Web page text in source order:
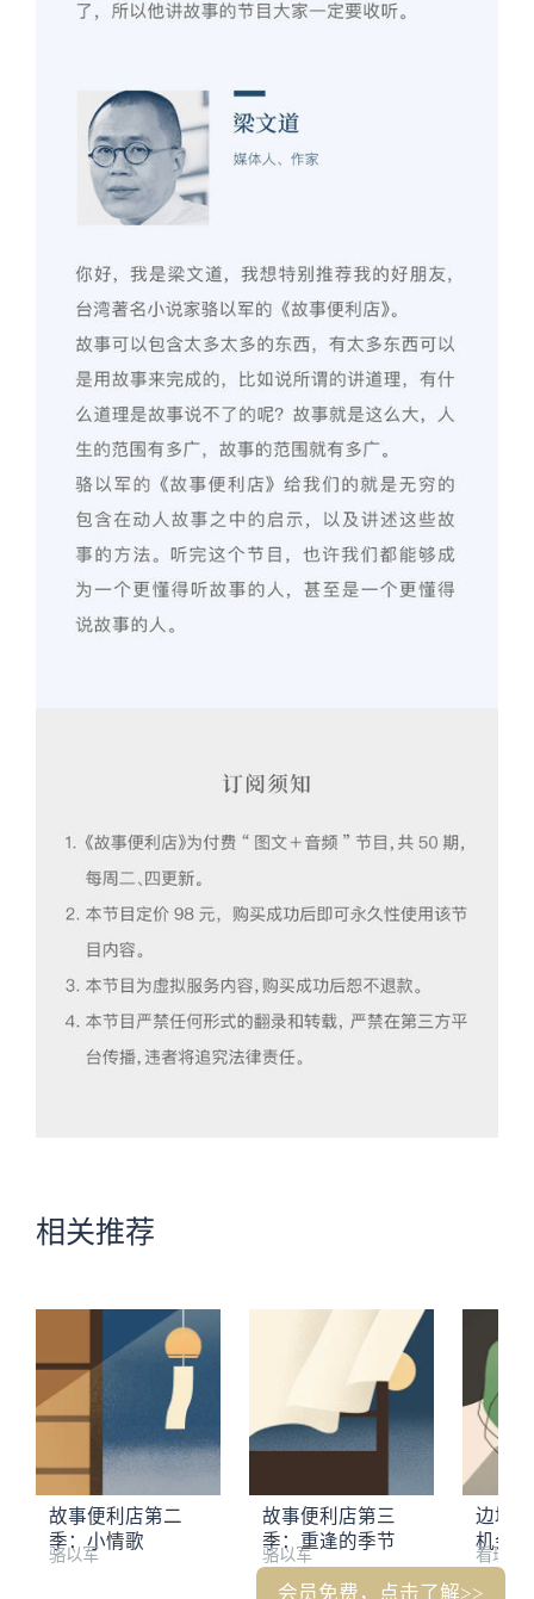
会员免费，点击了解>>
相关推荐
故事便利店第二
季：小情歌
骆以军
故事便利店第三
季：重逢的季节
骆以军
边境
机会
看理想